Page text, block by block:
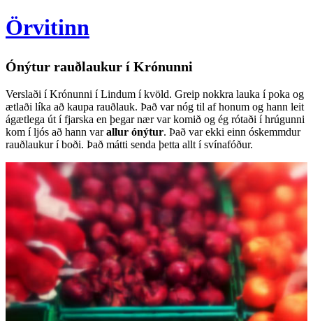
Örvitinn
Ónýtur rauðlaukur í Krónunni
Verslaði í Krónunni í Lindum í kvöld. Greip nokkra lauka í poka og
ætlaði líka að kaupa rauðlauk. Það var nóg til af honum og hann leit
ágætlega út í fjarska en þegar nær var komið og ég rótaði í hrúgunni
kom í ljós að hann varallur ónýtur. Það var ekki einn óskemmdur
rauðlaukur í boði. Það mátti senda þetta allt í svínafóður.